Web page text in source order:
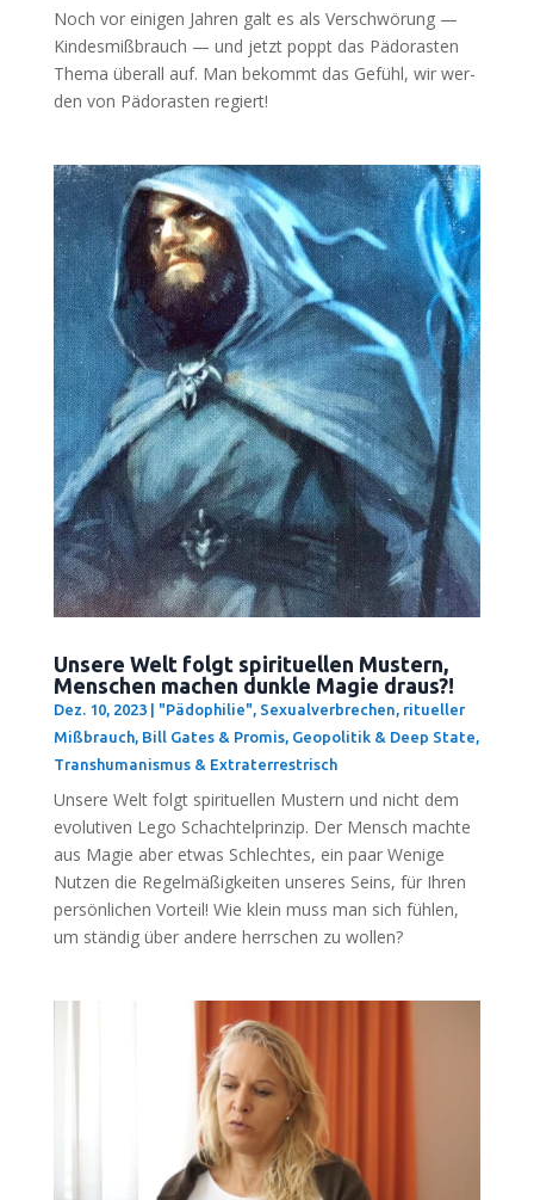
Noch vor eini­gen Jah­ren galt es als Ver­schwö­rung —
Kin­des­miß­brauch — und jetzt poppt das Pädo­ras­ten
The­ma über­all auf. Man bekommt das Gefühl, wir wer­
den von Pädo­ras­ten regiert!
Unsere Welt folgt spirituellen Mustern,
Menschen machen dunkle Magie draus?!
Dez. 10, 2023| "Pädophilie", Sexualverbrechen, ritueller
Mißbrauch, Bill Gates & Promis, Geopolitik & Deep State,
Transhumanismus & Extraterrestrisch
Unse­re Welt folgt spi­ri­tu­el­len Mus­tern und nicht dem
evo­lu­ti­ven Lego Schach­tel­prin­zip. Der Mensch mach­te
aus Magie aber etwas Schlech­tes, ein paar Weni­ge
Nut­zen die Regel­mä­ßig­kei­ten unse­res Seins, für Ihren
per­sön­li­chen Vor­teil! Wie klein muss man sich füh­len,
um stän­dig über ande­re herr­schen zu wollen?